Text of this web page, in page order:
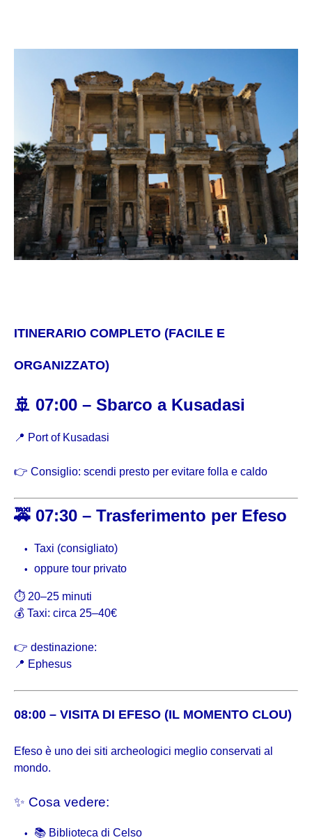
ITINERARIO COMPLETO (FACILE E
ORGANIZZATO)
🚢 07:00 – Sbarco a Kusadasi
📍 Port of Kusadasi
👉 Consiglio: scendi presto per evitare folla e caldo
🚕 07:30 – Trasferimento per Efeso
Taxi (consigliato)
oppure tour privato
⏱ 20–25 minuti
💰 Taxi: circa 25–40€
👉 destinazione:
📍 Ephesus
08:00 – VISITA DI EFESO (IL MOMENTO CLOU)
Efeso è uno dei siti archeologici meglio conservati al
mondo.
✨ Cosa vedere:
📚 Biblioteca di Celso